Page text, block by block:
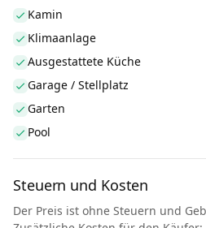
Kamin
Klimaanlage
Ausgestattete Küche
Garage / Stellplatz
Garten
Pool
Steuern und Kosten
Der Preis ist ohne Steuern und